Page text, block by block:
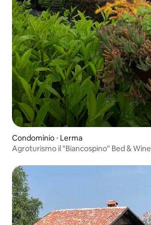
Condomínio ⋅ Lerma
Agroturismo il "Biancospino" Bed & Wine